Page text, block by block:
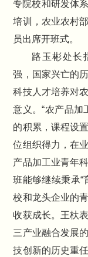
专院校和研发体
培训，农业农村
员出席开班式。
路玉彬处长
强，国家兴亡的
科技人才培养对
意义。“农产品加
的积累，课程设
位组织得力，在
产品加工业青年
班能够继续秉承“
校和龙头企业的
收获成长。王杕
三产业融合发展
技创新的历史重